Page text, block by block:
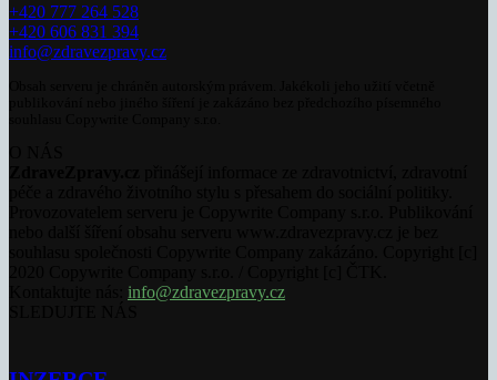
+420 777 264 528
+420 606 831 394
info@zdravezpravy.cz
info@zdravezpravy.cz